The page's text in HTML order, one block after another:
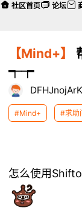
【Mind+】
┭┮
#Mind+ #求助
怎么使用
社区首页 论坛